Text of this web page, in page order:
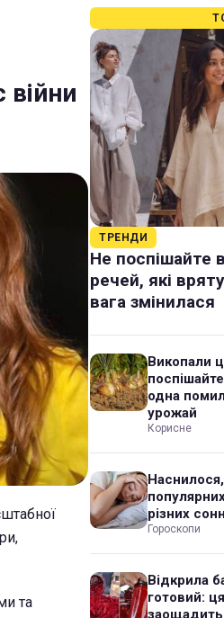
війни
та
ТРЕНДИ
Не поспішайте
речей, які
вага змінилася
Викопали
одна
урожай
Корисне
різних
Гороскопи
Відкрила
готовий:
заощадить